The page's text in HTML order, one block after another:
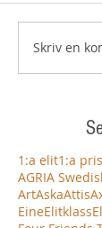
Skriv en
1:a elit1:a pris
AGRIA
ArtAskaAttis
EineElitklass